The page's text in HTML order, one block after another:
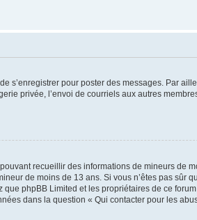
s’enregistrer pour poster des messages. Par
privée, l’envoi de courriels aux autres
recueillir des informations de mineurs de
de moins de 13 ans. Si vous n’êtes pas sûr
phpBB Limited et les propriétaires de ce
dans la question « Qui contacter pour les